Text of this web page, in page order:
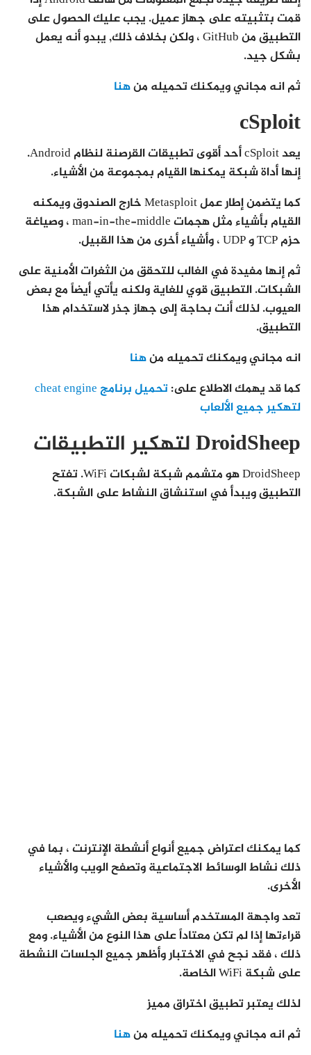
قمت بتثبيته على جهاز عميل. يجب عليك الحصول على
التطبيق من GitHub ، ولكن بخلاف ذلك, يبدو أنه يعمل
بشكل جيد.
ثم انه مجاني ويمكنك تحميله منهنا
cSploit
يعد cSploit أحد أقوى تطبيقات القرصنة لنظام Android.
إنها أداة شبكة يمكنها القيام بمجموعة من الأشياء.
كما يتضمن إطار عمل Metasploit خارج الصندوق ويمكنه
القيام بأشياء مثل هجمات man-in-the-middle ، وصياغة
حزم TCP و UDP ، وأشياء أخرى من هذا القبيل.
ثم إنها مفيدة في الغالب للتحقق من الثغرات الأمنية على
الشبكات. التطبيق قوي للغاية ولكنه يأتي أيضاً مع بعض
العيوب. لذلك أنت بحاجة إلى جهاز جذر لاستخدام هذا
التطبيق.
انه مجاني ويمكنك تحميله منهنا
كما قد يهمك الاطلاع على:
تحميل برنامج cheat engine
لتهكير جميع الألعاب
DroidSheep لتهكير التطبيقات
DroidSheep هو متشمم شبكة لشبكات WiFi. تفتح
التطبيق ويبدأ في استنشاق النشاط على الشبكة.
كما يمكنك اعتراض جميع أنواع أنشطة الإنترنت ، بما في
ذلك نشاط الوسائط الاجتماعية وتصفح الويب والأشياء
الأخرى.
تعد واجهة المستخدم أساسية بعض الشيء ويصعب
قراءتها إذا لم تكن معتاداً على هذا النوع من الأشياء. ومع
ذلك ، فقد نجح في الاختبار وأظهر جميع الجلسات النشطة
على شبكة WiFi الخاصة.
لذلك يعتبر تطبيق اختراق مميز
ثم انه مجاني ويمكنك تحميله منهنا